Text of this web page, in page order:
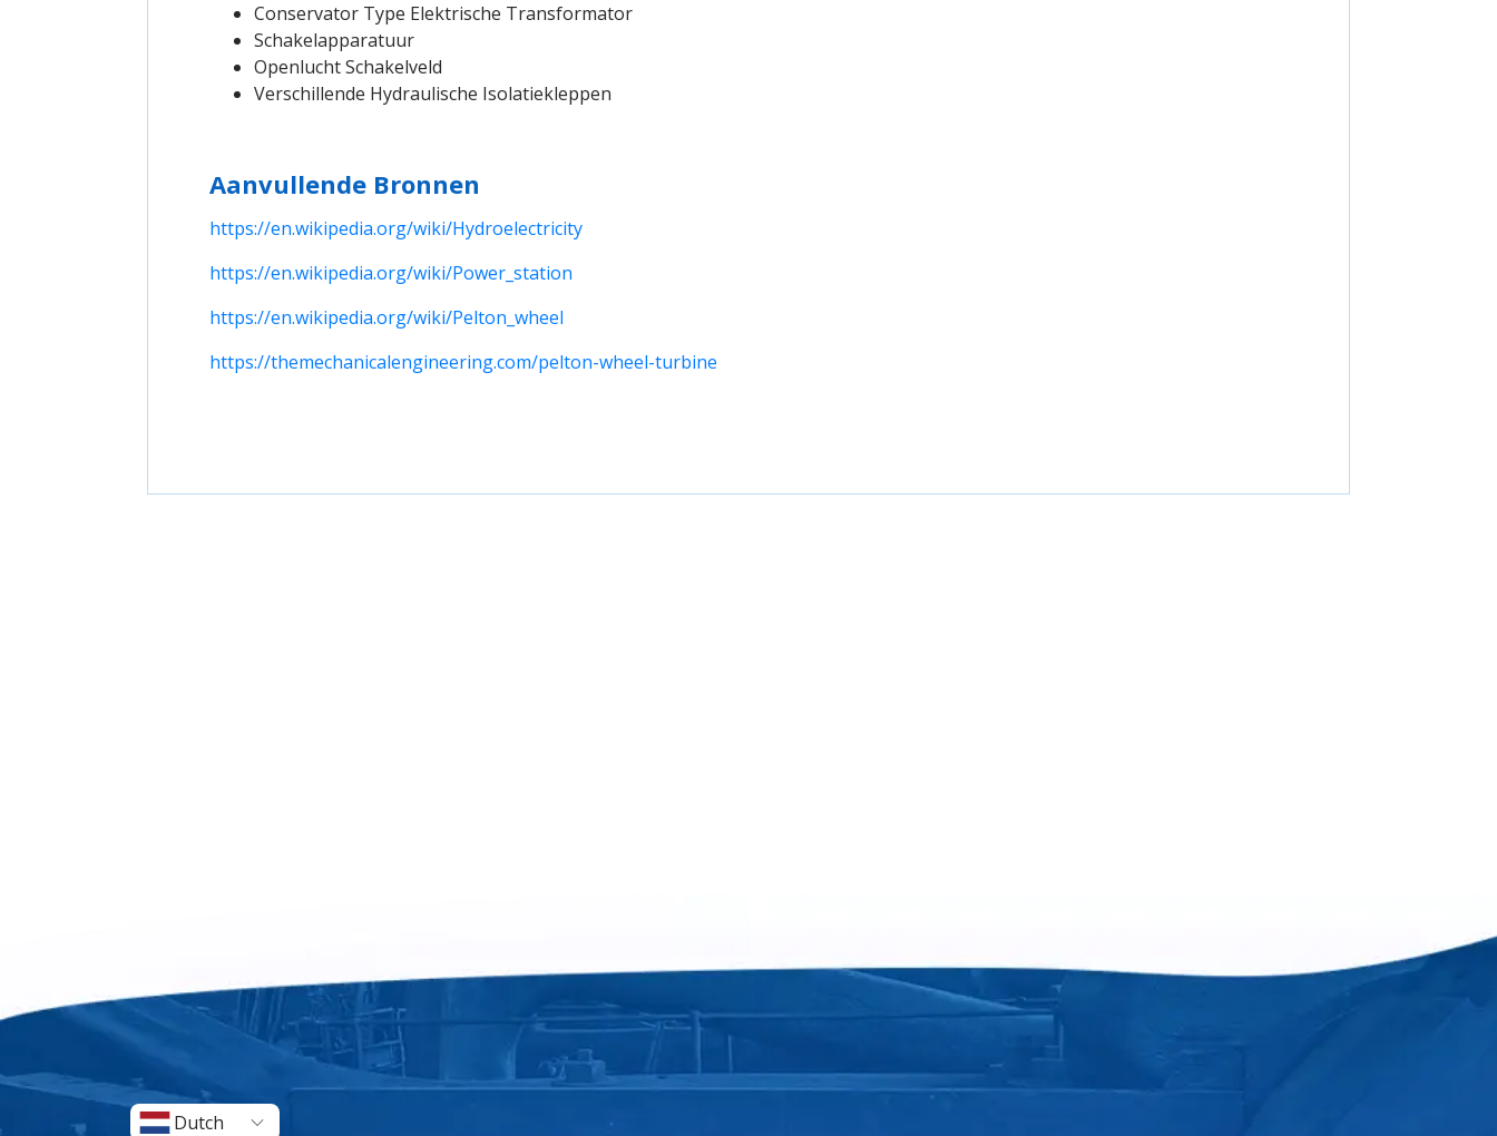
Conservator Type Elektrische Transformator
Schakelapparatuur
Openlucht Schakelveld
Verschillende Hydraulische Isolatiekleppen
Aanvullende Bronnen
https://en.wikipedia.org/wiki/Hydroelectricity
https://en.wikipedia.org/wiki/Power_station
https://en.wikipedia.org/wiki/Pelton_wheel
https://themechanicalengineering.com/pelton-wheel-turbine
Dutch